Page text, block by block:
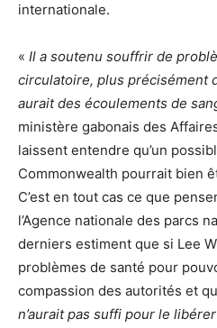
internationale.
« Il a soutenu souffrir de
circulatoire, plus précisément
aurait des écoulements de
ministère gabonais des
laissent entendre qu’un
Commonwealth pourrait bien
C’est en tout cas ce que
l’Agence nationale des parcs
derniers estiment que si Lee
problèmes de santé pour
compassion des autorités et
n’aurait pas suffi pour le libérer